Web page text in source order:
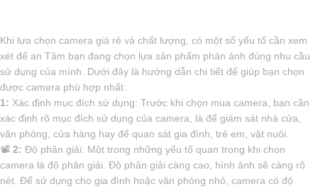
Khi lựa chọn camera giá rẻ và chất lượng, có một số yếu tố cần xem
xét để an Tâm bạn đang chọn lựa sản phẩm phản ánh đúng nhu cầu
sử dụng của mình. Dưới đây là hướng dẫn chi tiết để giúp bạn chọn
được camera phù hợp nhất:
1: Xác định mục đích sử dụng: Trước khi chọn mua camera, bạn cần
xác định rõ mục đích sử dụng của camera, là để giám sát nhà cửa,
văn phòng, cửa hàng hay để quan sát gia đình, trẻ em, vật nuôi.
📽 2: Độ phân giải: Một trong những yếu tố quan trọng khi chọn
camera là độ phân giải. Độ phân giải càng cao, hình ảnh sẽ càng rõ
nét. Để sử dụng cho gia đình hoặc văn phòng nhỏ, camera có độ